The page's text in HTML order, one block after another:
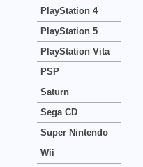
PlayStation 4
PlayStation 5
PlayStation Vita
PSP
Saturn
Sega CD
Super Nintendo
Wii